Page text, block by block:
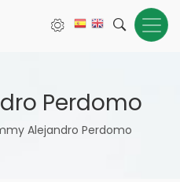
Perdomo
Alejandro Perdomo